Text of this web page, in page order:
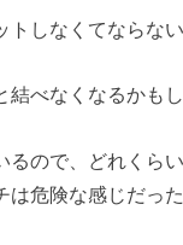
しなくてならない
結べなくなるかも
るので、どれくら
は危険な感じだっ